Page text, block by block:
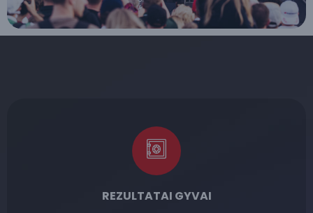
REZULTATAI GYVAI